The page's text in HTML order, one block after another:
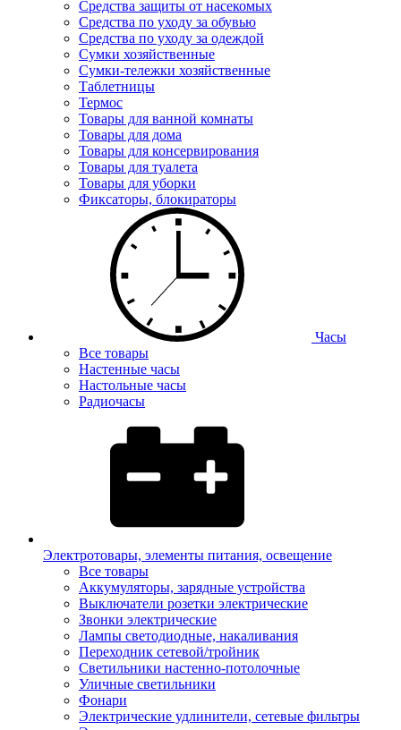
Средства защиты от насекомых
Средства по уходу за обувью
Средства по уходу за одеждой
Сумки хозяйственные
Сумки-тележки хозяйственные
Таблетницы
Термос
Товары для ванной комнаты
Товары для дома
Товары для консервирования
Товары для туалета
Товары для уборки
Фиксаторы, блокираторы
Часы
Все товары
Настенные часы
Настольные часы
Радиочасы
Электротовары, элементы питания, освещение
Все товары
Аккумуляторы, зарядные устройства
Выключатели розетки электрические
Звонки электрические
Лампы светодиодные, накаливания
Переходник сетевой/тройник
Светильники настенно-потолочные
Уличные светильники
Фонари
Электрические удлинители, сетевые фильтры